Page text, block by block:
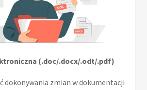
(.doc/.docx/.odt/.pdf)
dokonywania zmian w dokumentacji